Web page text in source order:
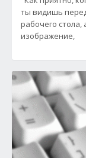
ты видишь
рабочего стола,
изображение,